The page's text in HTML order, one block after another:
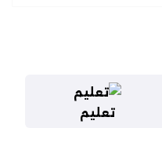
تعليم